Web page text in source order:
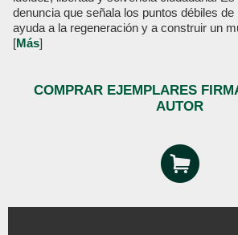
denuncia que señala los puntos débiles
ayuda a la regeneración y a construir un
[Más]
COMPRAR EJEMPLARES
AUTOR